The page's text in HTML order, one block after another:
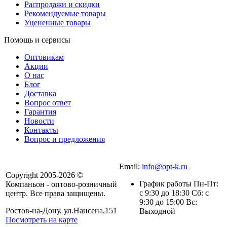
Распродажи и скидки
Рекомендуемые товары
Уцененные товары
Помощь и сервисы
Оптовикам
Акции
О нас
Блог
Доставка
Вопрос ответ
Гарантия
Новости
Контакты
Вопрос и предложения
Copyright 2005-2026 ©
Компаньон - оптово-розничный
центр. Все права защищены.
Ростов-на-Дону, ул.Нансена,151
Посмотреть на карте
Email: info@opt-k.ru
График работы Пн-Пт:
с 9:30 до 18:30 Сб: с
9:30 до 15:00 Вс:
Выходной